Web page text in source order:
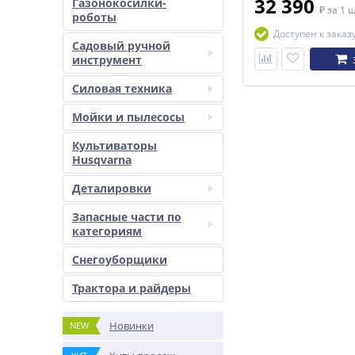
роботы
Садовый ручной
инструмент
Силовая техника
Мойки и пылесосы
Культиваторы
Husqvarna
Деталировки
Запасные части по
категориям
Снегоуборщики
Трактора и райдеры
NEW Новинки
армированием 8м)
32 390 ₽за 1
Доступен к